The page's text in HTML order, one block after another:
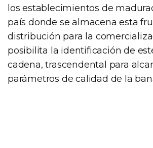
los establecimientos de
país donde se almacena esta
distribución para la
posibilita la identificación de
cadena, trascendental para
parámetros de calidad de la